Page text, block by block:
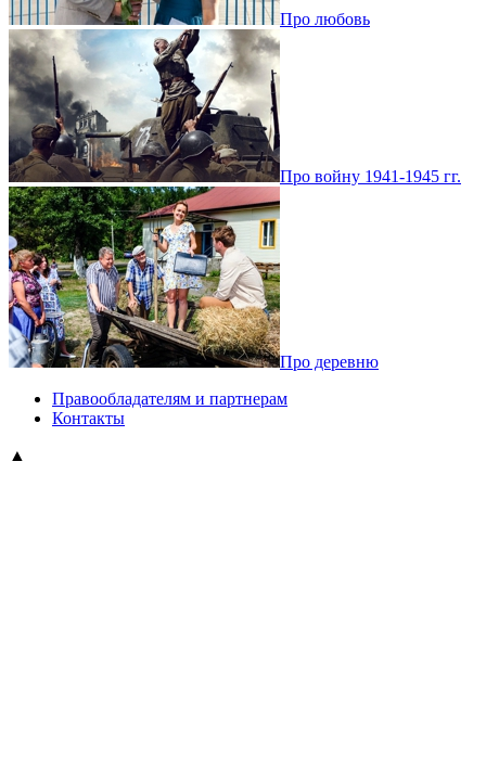
Про любовь
Про войну 1941-1945 гг.
Про деревню
Правообладателям и партнерам
Контакты
▲